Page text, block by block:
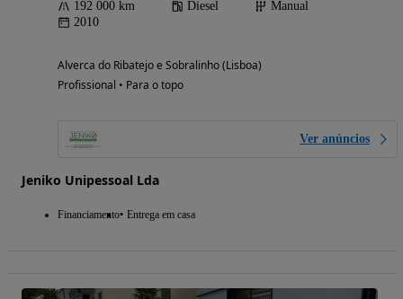
192 000 km Diesel
Manual
2010
Alverca do Ribatejo e Sobralinho (Lisboa)
Profissional • Para o topo
Ver anúncios
Jeniko Unipessoal Lda
Financiamento Entrega em casa